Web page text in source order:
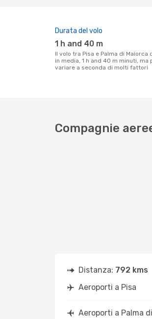
Durata del volo
1 h and 40 m
Il volo tra Pisa e Palma di Maiorca dura,
in media, 1 h and 40 m minuti, ma
variare a seconda di molti fattori
Compagnie
Distanza: 792 kms
Aeroporti a Pisa
Aeroporti a Palma